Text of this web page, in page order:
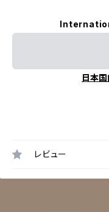
日本
レビュー